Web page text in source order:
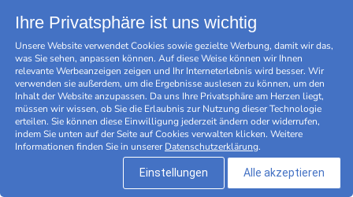
Ihre Privatsphäre ist uns wichtig
Unsere Website verwendet Cookies sowie gezielte Werbung, damit wir das,
was Sie sehen, anpassen können. Auf diese Weise können wir Ihnen
relevante Werbeanzeigen zeigen und Ihr Interneterlebnis wird besser. Wir
verwenden sie außerdem, um die Ergebnisse auslesen zu können, um den
Inhalt der Website anzupassen. Da uns Ihre Privatsphäre am Herzen liegt,
müssen wir wissen, ob Sie die Erlaubnis zur Nutzung dieser Technologie
erteilen. Sie können diese Einwilligung jederzeit ändern oder widerrufen,
indem Sie unten auf der Seite auf Cookies verwalten klicken. Weitere
Informationen finden Sie in unsererDatenschutzerklärung.
Einstellungen Alle akzeptieren